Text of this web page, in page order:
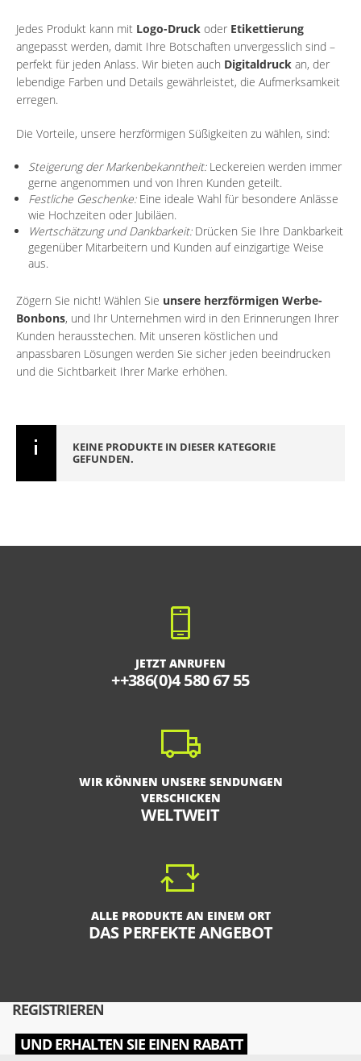
Jedes Produkt kann mit Logo-Druck oder Etikettierung
angepasst werden, damit Ihre Botschaften unvergesslich sind –
perfekt für jeden Anlass. Wir bieten auch Digitaldruck an, der
lebendige Farben und Details gewährleistet, die Aufmerksamkeit
erregen.
Die Vorteile, unsere herzförmigen Süßigkeiten zu wählen, sind:
Steigerung der Markenbekanntheit:Leckereien werden immer
gerne angenommen und von Ihren Kunden geteilt.
Festliche Geschenke:Eine ideale Wahl für besondere Anlässe
wie Hochzeiten oder Jubiläen.
Wertschätzung und Dankbarkeit:Drücken Sie Ihre Dankbarkeit
gegenüber Mitarbeitern und Kunden auf einzigartige Weise
aus.
Zögern Sie nicht! Wählen Sie unsere herzförmigen Werbe-
Bonbons, und Ihr Unternehmen wird in den Erinnerungen Ihrer
Kunden herausstechen. Mit unseren köstlichen und
anpassbaren Lösungen werden Sie sicher jeden beeindrucken
und die Sichtbarkeit Ihrer Marke erhöhen.
KEINE PRODUKTE IN DIESER KATEGORIE
GEFUNDEN.
JETZT ANRUFEN
++386(0)4 580 67 55
WIR KÖNNEN UNSERE SENDUNGEN
VERSCHICKEN
WELTWEIT
ALLE PRODUKTE AN EINEM ORT
DAS PERFEKTE ANGEBOT
REGISTRIEREN
UND ERHALTEN SIE EINEN RABATT